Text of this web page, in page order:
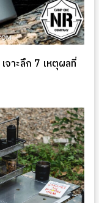
จาะลึก 7 เหตุผลที่